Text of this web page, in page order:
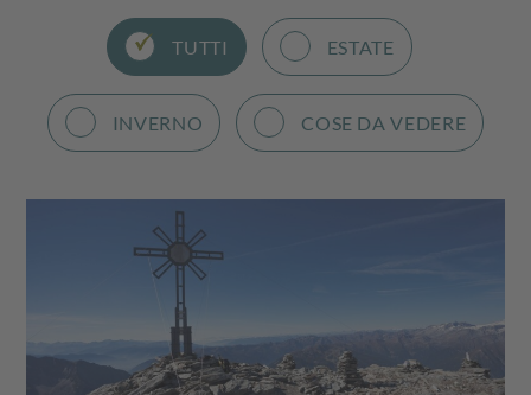
TUTTI ESTATE
INVERNO COSE DA VEDERE